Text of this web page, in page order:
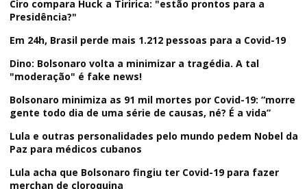
Ciro compara Huck a Tiririca: "estão prontos para a
Presidência?"
Em 24h, Brasil perde mais 1.212 pessoas para a Covid-19
Dino: Bolsonaro volta a minimizar a tragédia. A tal
"moderação" é fake news!
Bolsonaro minimiza as 91 mil mortes por Covid-19: “morre
gente todo dia de uma série de causas, né? É a vida”
Lula e outras personalidades pelo mundo pedem Nobel da
Paz para médicos cubanos
Lula acha que Bolsonaro fingiu ter Covid-19 para fazer
merchan de cloroquina